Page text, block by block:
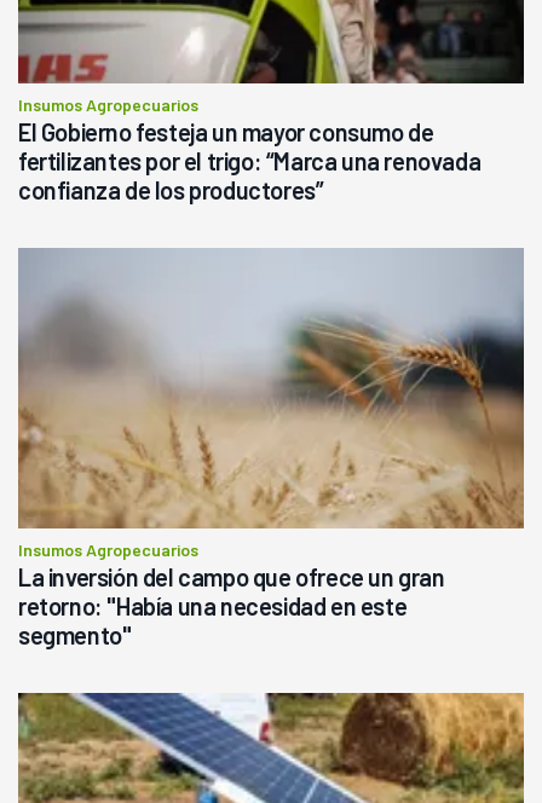
Insumos Agropecuarios
El Gobierno festeja un mayor consumo de
fertilizantes por el trigo: “Marca una renovada
confianza de los productores”
Insumos Agropecuarios
La inversión del campo que ofrece un gran
retorno: "Había una necesidad en este
segmento"